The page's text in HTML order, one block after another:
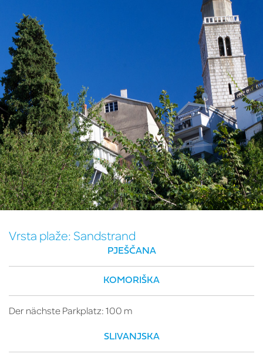
Vrsta plaže: Sandstrand
PJEŠČANA
KOMORIŠKA
Der nächste Parkplatz: 100 m
SLIVANJSKA